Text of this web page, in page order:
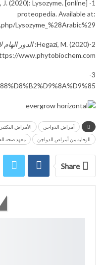
J. (2020): Lysozyme. [online]
proteopedia. Available at:
Lysozyme_%28Arabic%29
2-Hegazi, M. (2020): الدور
www.phytobiochem.com/
3-
أمراض الدواجن الأمراض
الوقاية من أمراض الدواجن معهد صحة
Share